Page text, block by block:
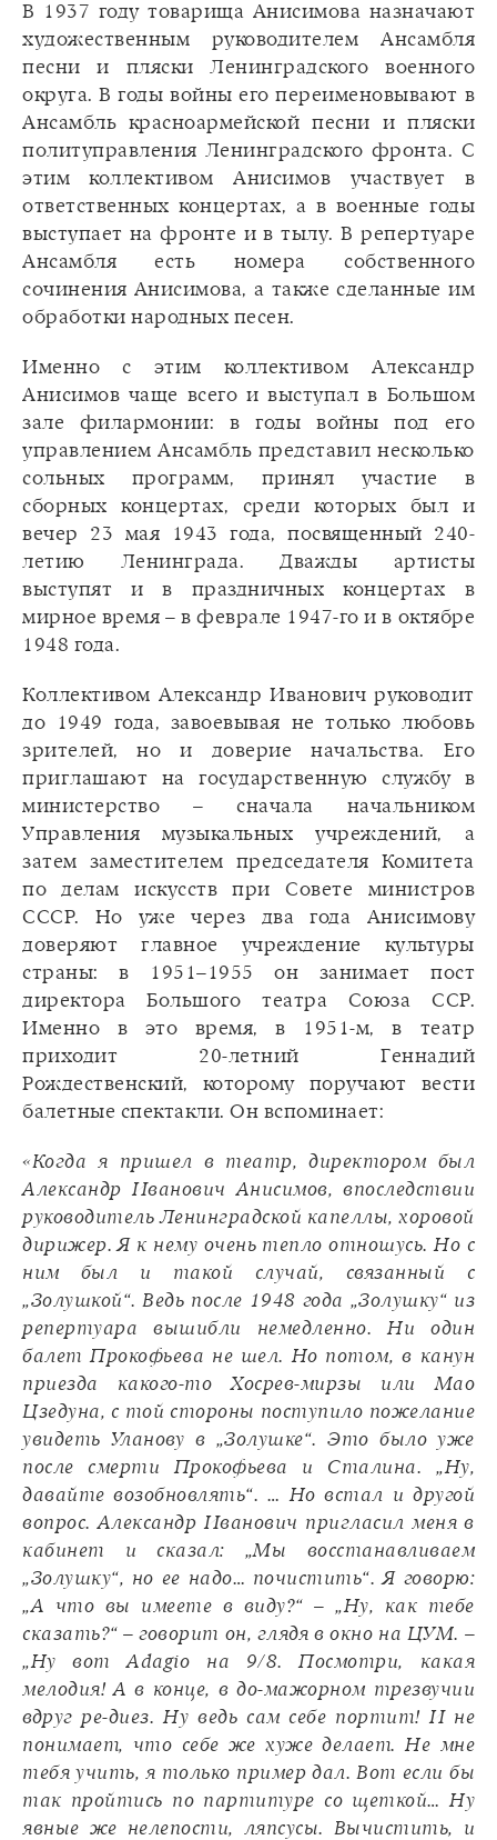
В 1937 году товарища Анисимова назначают
художественным руководителем Ансамбля
песни и пляски Ленинградского военного
округа. В годы войны его переименовывают в
Ансамбль красноармейской песни и пляски
политуправления Ленинградского фронта. С
этим коллективом Анисимов участвует в
ответственных концертах, а в военные годы
выступает на фронте и в тылу. В репертуаре
Ансамбля есть номера собственного
сочинения Анисимова, а также сделанные им
обработки народных песен.
Именно с этим коллективом Александр
Анисимов чаще всего и выступал в Большом
зале филармонии: в годы войны под его
управлением Ансамбль представил несколько
сольных программ, принял участие в
сборных концертах, среди которых был и
вечер 23 мая 1943 года, посвященный 240-
летию Ленинграда. Дважды артисты
выступят и в праздничных концертах в
мирное время – в феврале 1947-го и в октябре
1948 года.
Коллективом Александр Иванович руководит
до 1949 года, завоевывая не только любовь
зрителей, но и доверие начальства. Его
приглашают на государственную службу в
министерство – сначала начальником
Управления музыкальных учреждений, а
затем заместителем председателя Комитета
по делам искусств при Совете министров
СССР. Но уже через два года Анисимову
доверяют главное учреждение культуры
страны: в 1951–1955 он занимает пост
директора Большого театра Союза ССР.
Именно в это время, в 1951-м, в театр
приходит 20-летний Геннадий
Рождественский, которому поручают вести
балетные спектакли. Он вспоминает:
«Когда я пришел в театр, директором был
Александр Иванович Анисимов, впоследствии
руководитель Ленинградской капеллы, хоровой
дирижер. Я к нему очень тепло отношусь. Но с
ним был и такой случай, связанный с
„Золушкой“. Ведь после 1948 года „Золушку“ из
репертуара вышибли немедленно. Ни один
балет Прокофьева не шел. Но потом, в канун
приезда какого-то Хосрев-мирзы или Мао
Цзедуна, с той стороны поступило пожелание
увидеть Уланову в „Золушке“. Это было уже
после смерти Прокофьева и Сталина. „Ну,
давайте возобновлять“. … Но встал и другой
вопрос. Александр Иванович пригласил меня в
кабинет и сказал: „Мы восстанавливаем
„Золушку“, но ее надо… почистить“. Я говорю:
„А что вы имеете в виду?“ – „Ну, как тебе
сказать?“ – говорит он, глядя в окно на ЦУМ. –
„Ну вот Adagio на 9/8. Посмотри, какая
мелодия! А в конце, в до-мажорном трезвучии
вдруг ре-диез. Ну ведь сам себе портит! И не
понимает, что себе же хуже делает. Не мне
тебя учить, я только пример дал. Вот если бы
так пройтись по партитуре со щеткой… Ну
явные же нелепости, ляпсусы. Вычистить, и